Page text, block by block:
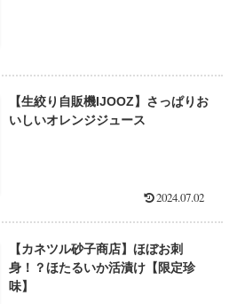
【生絞り自販機IJOOZ】さっぱりお
いしいオレンジジュース
2024.07.02
【カネツル砂子商店】ほぼお刺
身！？ほたるいか活漬け【限定珍
味】